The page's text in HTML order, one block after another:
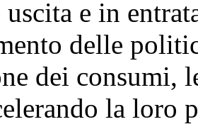
e in
delle
dei consumi,
la loro